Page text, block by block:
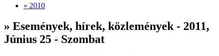
» 2010
» Események, hírek, közlemények - 2011,
Június 25 - Szombat